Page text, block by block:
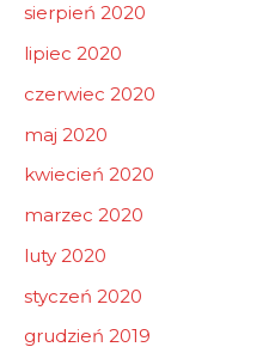
sierpień 2020
lipiec 2020
czerwiec 2020
maj 2020
kwiecień 2020
marzec 2020
luty 2020
styczeń 2020
grudzień 2019